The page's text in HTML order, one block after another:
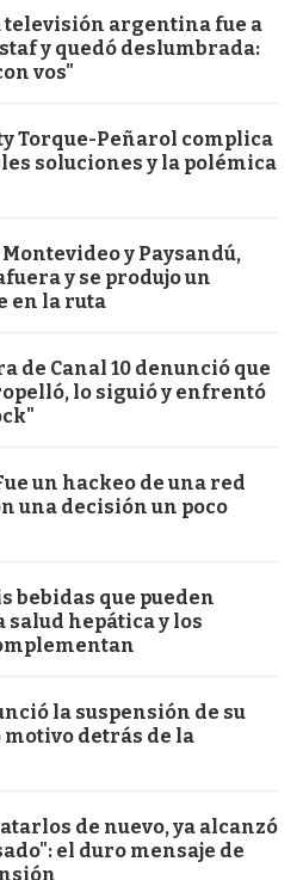
televisión argentina fue a
y quedó deslumbrada:
vos"
Torque-Peñarol complica
soluciones y la polémica
y Paysandú,
y se produjo un
en la ruta
de Canal 10 denunció que
lo siguió y enfrentó
un hackeo de una red
una decisión un poco
bebidas que pueden
salud hepática y los
la suspensión de su
detrás de la
de nuevo, ya alcanzó
el duro mensaje de